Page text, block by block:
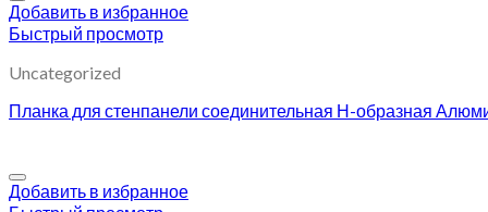
Добавить в избранное
Быстрый просмотр
Uncategorized
Планка для стенпанели соединительная Н-образная
Добавить в избранное